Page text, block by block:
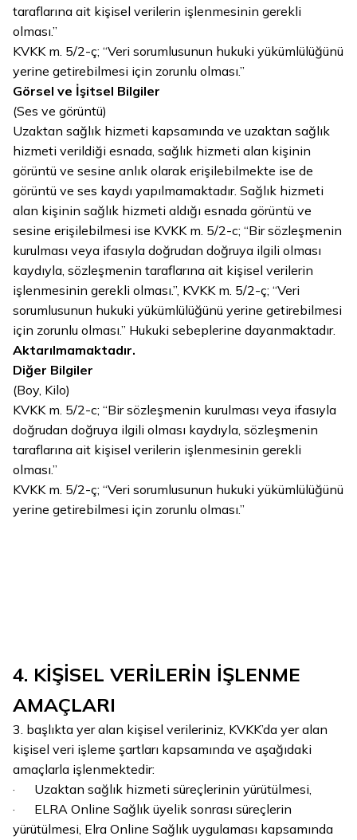
taraflarına ait kişisel verilerin işlenmesinin gerekli
olması.”
KVKK m. 5/2-ç; “Veri sorumlusunun hukuki yükümlülüğünü
yerine getirebilmesi için zorunlu olması.”
Görsel ve İşitsel Bilgiler
(Ses ve görüntü)
Uzaktan sağlık hizmeti kapsamında ve uzaktan sağlık
hizmeti verildiği esnada, sağlık hizmeti alan kişinin
görüntü ve sesine anlık olarak erişilebilmekte ise de
görüntü ve ses kaydı yapılmamaktadır. Sağlık hizmeti
alan kişinin sağlık hizmeti aldığı esnada görüntü ve
sesine erişilebilmesi ise KVKK m. 5/2-c; “Bir sözleşmenin
kurulması veya ifasıyla doğrudan doğruya ilgili olması
kaydıyla, sözleşmenin taraflarına ait kişisel verilerin
işlenmesinin gerekli olması.”, KVKK m. 5/2-ç; “Veri
sorumlusunun hukuki yükümlülüğünü yerine getirebilmesi
için zorunlu olması.” Hukuki sebeplerine dayanmaktadır.
Aktarılmamaktadır.
Diğer Bilgiler
(Boy, Kilo)
KVKK m. 5/2-c; “Bir sözleşmenin kurulması veya ifasıyla
doğrudan doğruya ilgili olması kaydıyla, sözleşmenin
taraflarına ait kişisel verilerin işlenmesinin gerekli
olması.”
KVKK m. 5/2-ç; “Veri sorumlusunun hukuki yükümlülüğünü
yerine getirebilmesi için zorunlu olması.”
4. KİŞİSEL VERİLERİN İŞLENME
AMAÇLARI
3. başlıkta yer alan kişisel verileriniz, KVKK’da yer alan
kişisel veri işleme şartları kapsamında ve aşağıdaki
amaçlarla işlenmektedir:
· Uzaktan sağlık hizmeti süreçlerinin yürütülmesi,
· ELRA Online Sağlık üyelik sonrası süreçlerin
yürütülmesi, Elra Online Sağlık uygulaması kapsamında